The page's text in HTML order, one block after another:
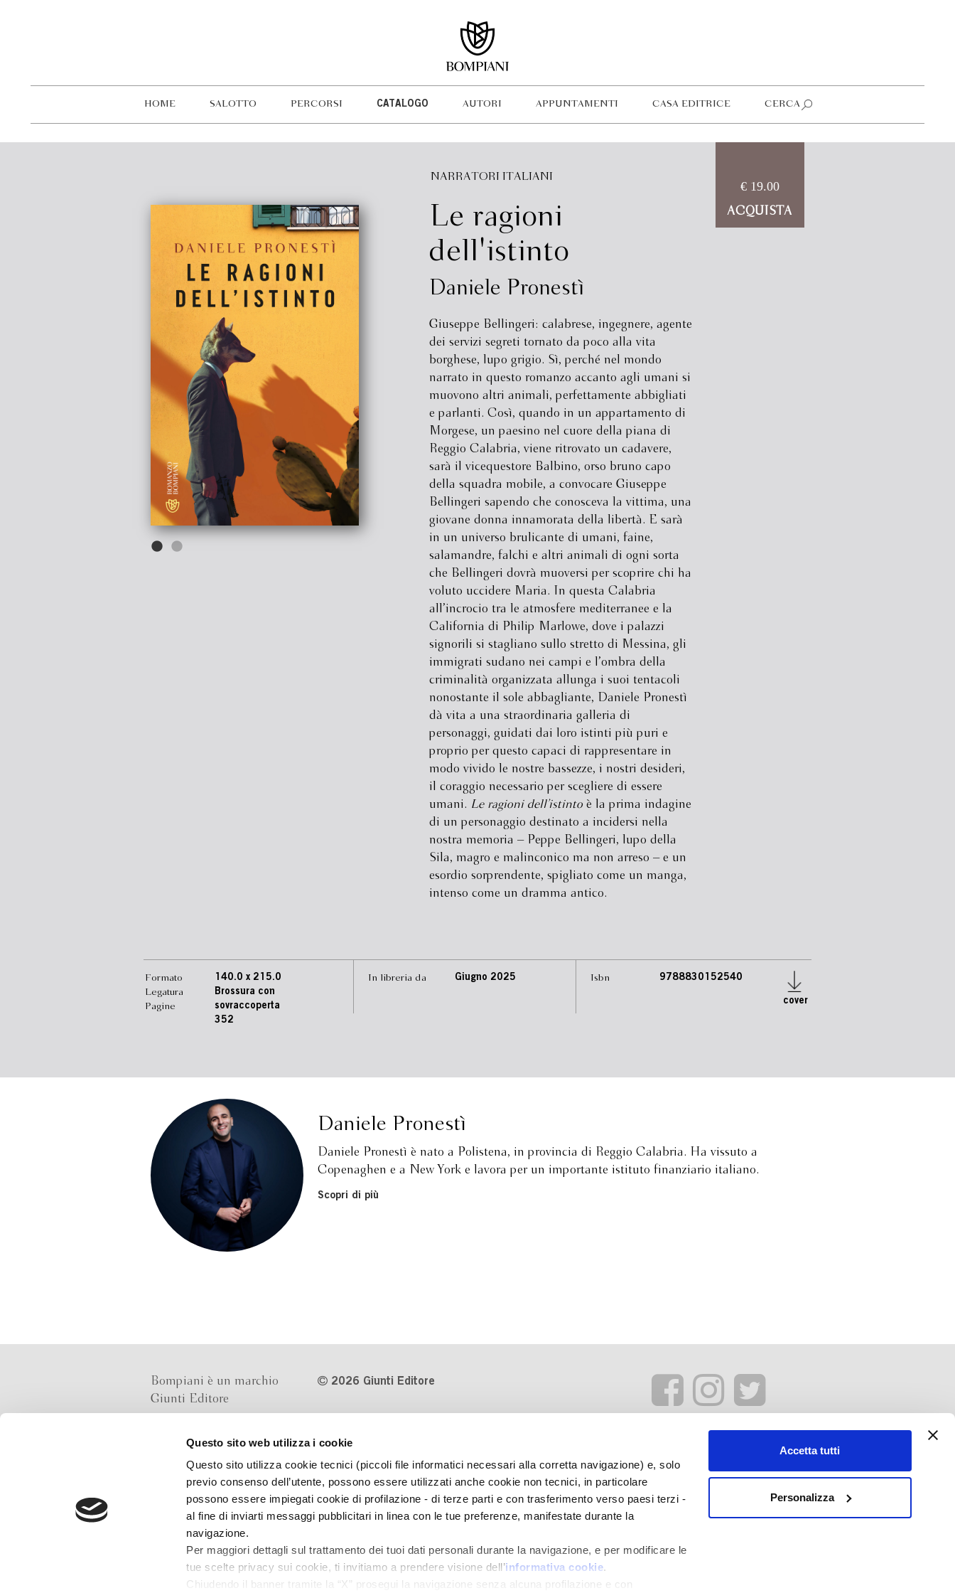
Questo sito web utilizza i cookie
Questo sito utilizza cookie tecnici (piccoli file informatici necessari alla corretta navigazione) e, solo
previo consenso dell’utente, possono essere utilizzati anche cookie non tecnici, in particolare
possono essere impiegati cookie di profilazione - di terze parti e con trasferimento verso paesi terzi -
al fine di inviarti messaggi pubblicitari in linea con le tue preferenze, manifestate durante la
navigazione.
Per maggiori dettagli sul trattamento dei tuoi dati personali durante la navigazione, e per modificare le
tue scelte privacy sui cookie, ti invitiamo a prendere visione dell’informativa cookie.
Chiudendo il banner tramite la “X” prosegui la navigazione senza alcuna profilazione e con
Accetta tutti
Personalizza
HOME SALOTTO PERCORSI CATALOGO AUTORI APPUNTAMENTI CASA EDITRICE CERCA
NARRATORI ITALIANI
Le ragioni
dell'istinto
Daniele Pronestì
Giuseppe Bellingeri: calabrese, ingegnere, agente
dei servizi segreti tornato da poco alla vita
borghese, lupo grigio. Sì, perché nel mondo
narrato in questo romanzo accanto agli umani si
muovono altri animali, perfettamente abbigliati
e parlanti. Così, quando in un appartamento di
Morgese, un paesino nel cuore della piana di
Reggio Calabria, viene ritrovato un cadavere,
sarà il vicequestore Balbino, orso bruno capo
della squadra mobile, a convocare Giuseppe
Bellingeri sapendo che conosceva la vittima, una
giovane donna innamorata della libertà. E sarà
in un universo brulicante di umani, faine,
salamandre, falchi e altri animali di ogni sorta
che Bellingeri dovrà muoversi per scoprire chi ha
voluto uccidere Maria. In questa Calabria
all’incrocio tra le atmosfere mediterranee e la
California di Philip Marlowe, dove i palazzi
signorili si stagliano sullo stretto di Messina, gli
immigrati sudano nei campi e l’ombra della
criminalità organizzata allunga i suoi tentacoli
nonostante il sole abbagliante, Daniele Pronestì
dà vita a una straordinaria galleria di
personaggi, guidati dai loro istinti più puri e
proprio per questo capaci di rappresentare in
modo vivido le nostre bassezze, i nostri desideri,
il coraggio necessario per scegliere di essere
umani. Le ragioni dell’istintoè la prima indagine
di un personaggio destinato a incidersi nella
nostra memoria – Peppe Bellingeri, lupo della
Sila, magro e malinconico ma non arreso – e un
esordio sorprendente, spigliato come un manga,
intenso come un dramma antico.
€ 19.00
ACQUISTA
Formato
Legatura
Pagine
140.0 x 215.0
Brossura con
sovraccoperta
352
In libreria da Giugno 2025 Isbn 9788830152540
cover
Daniele Pronestì
Daniele Pronestì è nato a Polistena, in provincia di Reggio Calabria. Ha vissuto a
Copenaghen e a New York e lavora per un importante istituto finanziario italiano.
Scopri di più
Bompiani è un marchio
Giunti Editore
Via Bolognese 165,
50139 Firenze
Via G.B.Pirelli 30,
20124 Milano
2026 Giunti Editore
Numero d'iscrizione al Registro
Imprese di Milano REA 1327444
Informativa sulla privacy